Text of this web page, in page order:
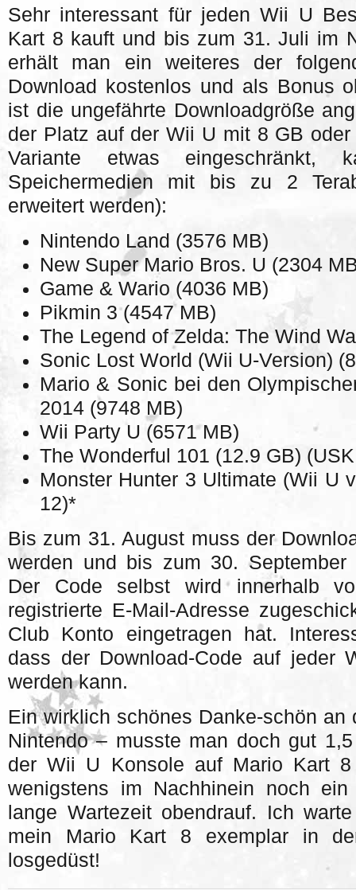
Sehr interessant für jeden Wii U
Kart 8 kauft und bis zum 31. Juli im
erhält man ein weiteres der
Download kostenlos und als Bonus
ist die ungefährte Downloadgröße
der Platz auf der Wii U mit 8 GB
Variante etwas
Speichermedien mit bis zu 2
erweitert werden):
Nintendo Land (3576 MB)
New Super Mario Bros. U (2304
Game & Wario (4036 MB)
Pikmin 3 (4547 MB)
The Legend of Zelda: The Wind
Sonic Lost World (Wii U-Version)
Mario & Sonic bei den
2014 (9748 MB)
Wii Party U (6571 MB)
The Wonderful 101 (12.9 GB)
Monster Hunter 3 Ultimate (Wii U
12)*
Bis zum 31. August muss der
werden und bis zum 30. September
Der Code selbst wird innerhalb
registrierte E-Mail-Adresse
Club Konto eingetragen hat.
dass der Download-Code auf jeder
werden kann.
Ein wirklich schönes Danke-schön
Nintendo – musste man doch gut
der Wii U Konsole auf Mario Kart
wenigstens im Nachhinein noch
lange Wartezeit obendrauf. Ich
mein Mario Kart 8 exemplar in
losgedüst!